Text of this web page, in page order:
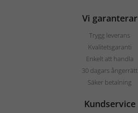
Vi garanterar
Trygg leverans
Kvalitetsgaranti
Enkelt att handla
30 dagars ångerrätt
Säker betalning
Kundservice